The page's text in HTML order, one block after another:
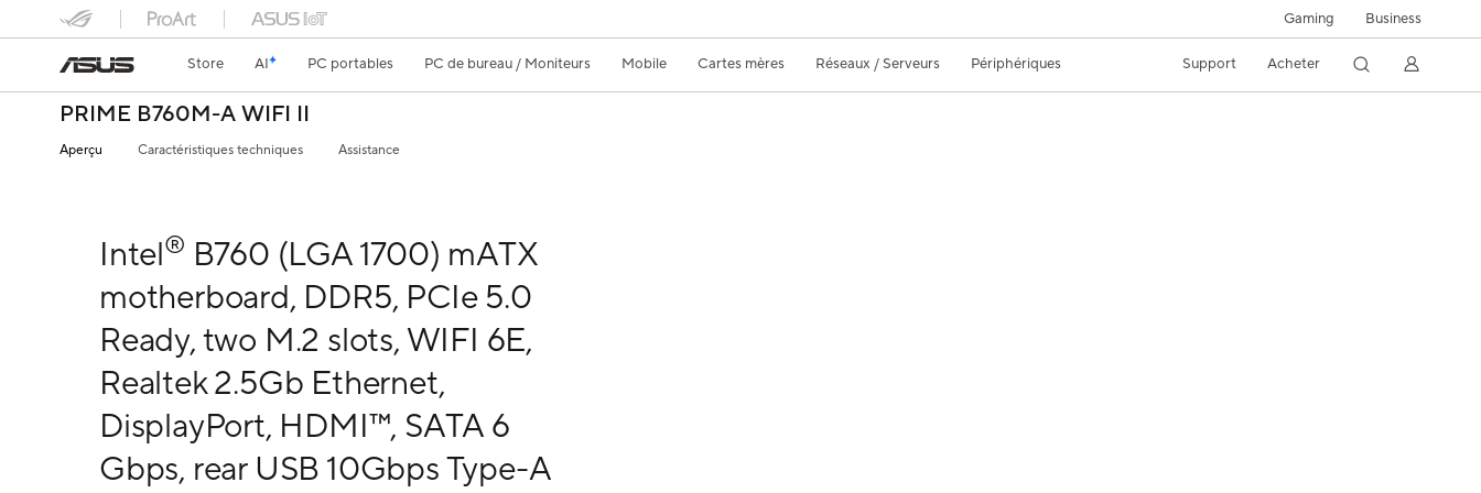
Gaming Business
Store AI PC portables PC de bureau / Moniteurs Mobile Cartes mères Réseaux / Serveurs Périphériques Support Acheter
PRIME B760M-A WIFI II
Aperçu Caractéristiques techniques Assistance
Intel® B760 (LGA 1700) mATX
motherboard, DDR5, PCIe 5.0
Ready, two M.2 slots, WIFI 6E,
Realtek 2.5Gb Ethernet,
DisplayPort, HDMI™, SATA 6
Gbps, rear USB 10Gbps Type-A